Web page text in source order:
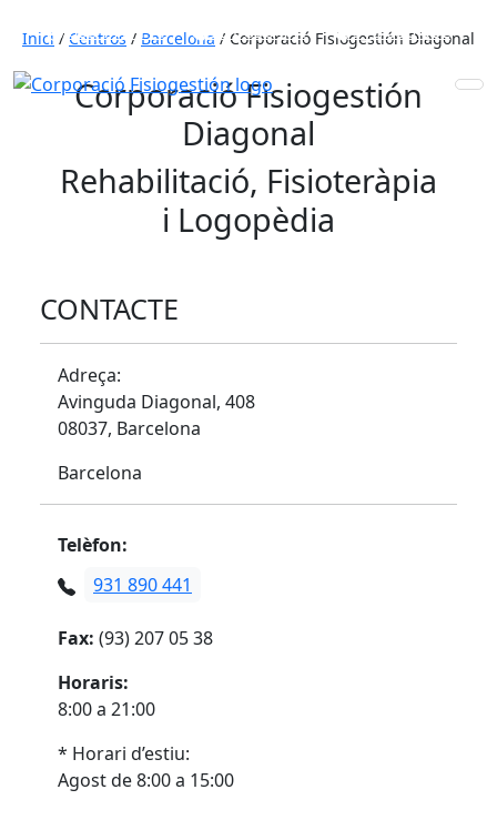
653 772 111 931 890 441 910 820 032
Inici / Centros / Barcelona / Corporació Fisiogestión Diagonal
Corporació Fisiogestión
Diagonal
Rehabilitació, Fisioteràpia
i Logopèdia
CONTACTE
Adreça:
Avinguda Diagonal, 408
08037, Barcelona
Barcelona
Telèfon:
931 890 441
Fax: (93) 207 05 38
Horaris:
8:00 a 21:00
* Horari d’estiu:
Agost de 8:00 a 15:00